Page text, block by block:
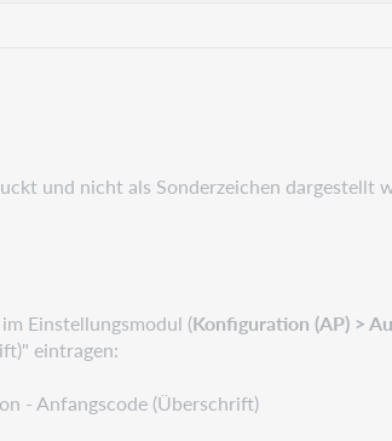
und nicht als Sonderzeichen dargestellt
Einstellungsmodul (Konfiguration (AP) >
eintragen:
- Anfangscode (Überschrift)